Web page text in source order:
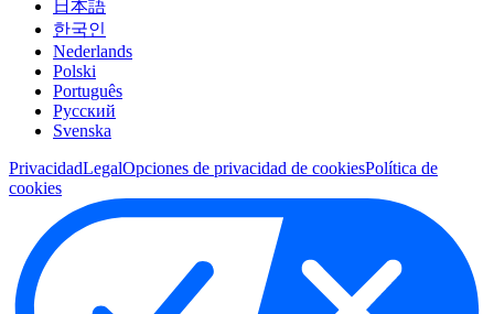
日本語
한국인
Nederlands
Polski
Português
Pусский
Svenska
PrivacidadLegalOpciones de privacidad de cookiesPolítica de
cookies